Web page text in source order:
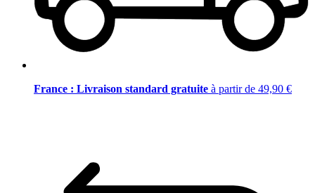
France : Livraison standard gratuite à partir de 49,90 €